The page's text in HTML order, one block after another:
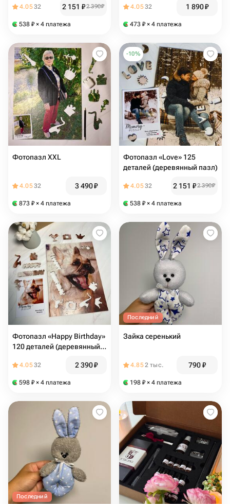
4.0532 2 151 ₽2 390₽
538 ₽ × 4 платежа
4.0532 1 890₽
473 ₽ × 4 платежа
Фотопазл XXL
4.0532 3 490₽
873 ₽ × 4 платежа
-10%
Фотопазл «Love» 125
деталей (деревянный пазл)
4.0532 2 151 ₽2 390₽
538 ₽ × 4 платежа
Фотопазл «Happy Birthday»
120 деталей (деревянный
4.0532 2 390₽
598 ₽ × 4 платежа
Последний
Зайка серенький
4.852 тыс. 790₽
198 ₽ × 4 платежа
Последний